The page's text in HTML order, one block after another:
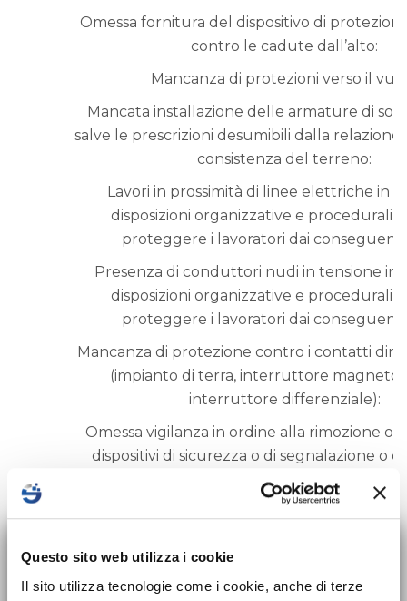
Questo sito web utilizza i cookie
Il sito utilizza tecnologie come i cookie, anche di terze
Omessa fornitura del dispositivo di
contro le cadute dall’alto:
Mancanza di protezioni verso il
Mancata installazione delle armature di
salve le prescrizioni desumibili dalla relazione
consistenza del terreno:
Lavori in prossimità di linee elettriche in
disposizioni organizzative e procedurali
proteggere i lavoratori dai conseguenti
Presenza di conduttori nudi in tensione in
disposizioni organizzative e procedurali
proteggere i lavoratori dai conseguenti
Mancanza di protezione contro i contatti
(impianto di terra, interruttore
interruttore differenziale):
Omessa vigilanza in ordine alla rimozione o
dispositivi di sicurezza o di segnalazione o
Omessa notifica all’organo di vigilanza prima
rinvenimento di ordigni bellici inesplosi ai
Nuovo corso sulla